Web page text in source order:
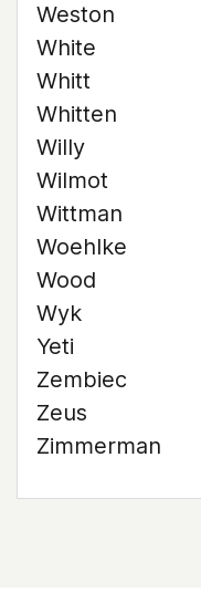
Weston
White
Whitt
Whitten
Willy
Wilmot
Wittman
Woehlke
Wood
Wyk
Yeti
Zembiec
Zeus
Zimmerman